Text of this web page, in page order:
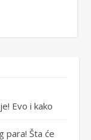
Evo i kako
para! Šta će